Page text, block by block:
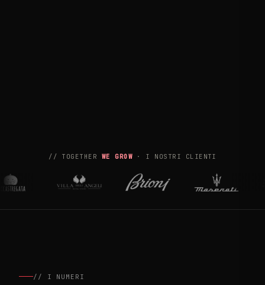
// TOGETHER WE GROW · I NOSTRI CLIENTI
// I NUMERI